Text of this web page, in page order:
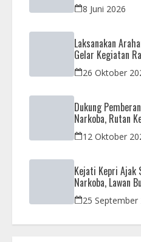
8 Juni 2026
Laksanakan
Gelar Kegiatan
APH26 Oktober
Dukung
Narkoba, Rutan
Bersama Aparat
12 Oktober
Kejati Kepri Ajak
Narkoba, Lawan
Bermedsos
25 September